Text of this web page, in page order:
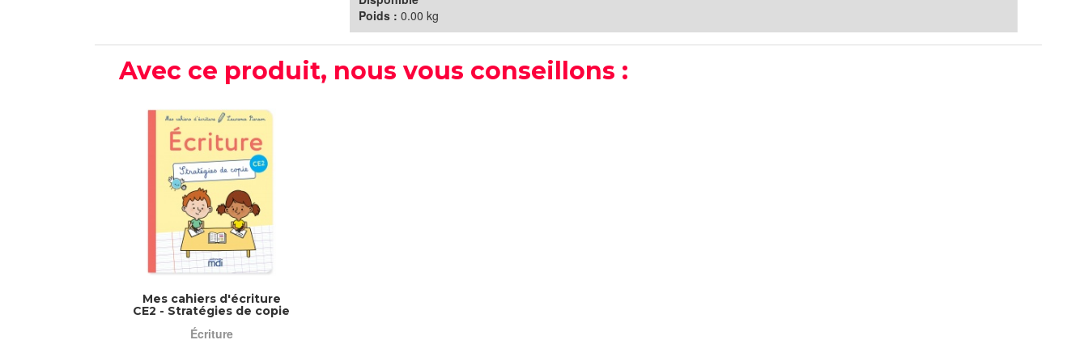
Poids : 0.00 kg
Avec ce produit, nous vous conseillons :
Mes cahiers d'écriture
CE2 - Stratégies de copie
Écriture